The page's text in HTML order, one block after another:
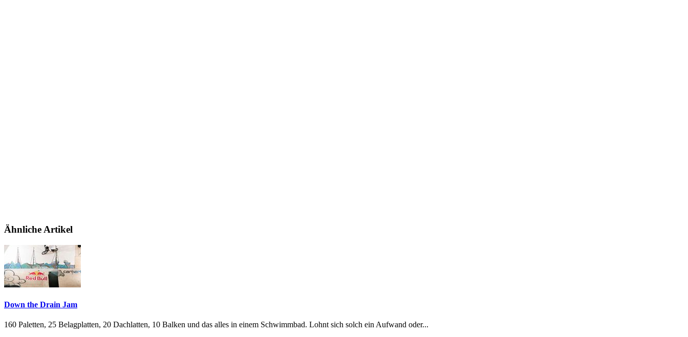
Ähnliche Artikel
Down the Drain Jam
160 Paletten, 25 Belagplatten, 20 Dachlatten, 10 Balken und das alles in einem Schwimmbad. Lohnt sich solch ein Aufwand oder...